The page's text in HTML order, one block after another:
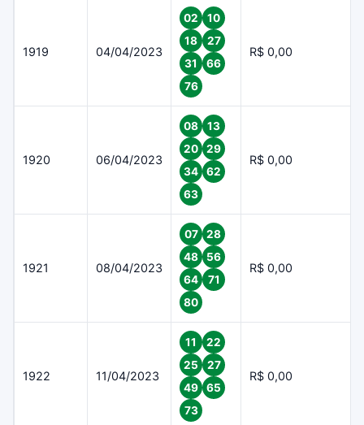
1919 04/04/2023
02
10
18
27
31
66
76
R$ 0,00
1920 06/04/2023
08
13
20
29
34
62
63
R$ 0,00
1921 08/04/2023
07
28
48
56
64
71
80
R$ 0,00
1922 11/04/2023
11
22
25
27
49
65
73
R$ 0,00